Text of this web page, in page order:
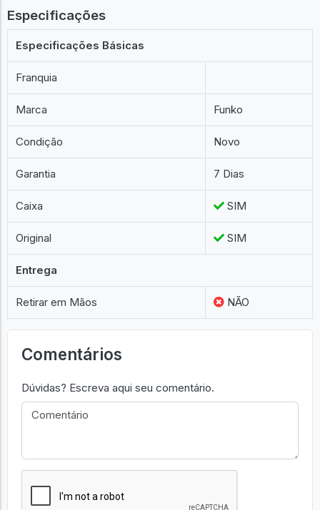
Especificações
Especificações Básicas
Franquia
Marca Funko
Condição Novo
Garantia 7 Dias
Caixa SIM
Original SIM
Entrega
Retirar em Mãos NÃO
Comentários
Dúvidas? Escreva aqui seu comentário.